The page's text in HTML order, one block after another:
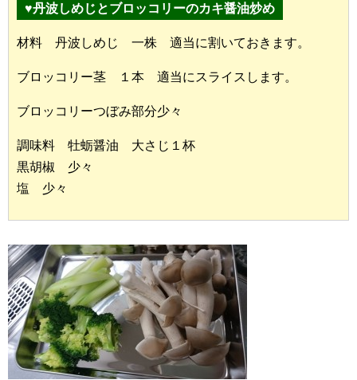
♥丹波しめじとブロッコリーのカキ醤油炒め
材料 丹波しめじ 一株 適当に割いておきます。
ブロッコリー茎 １本 適当にスライスします。
ブロッコリーつぼみ部分少々
調味料 牡蛎醤油 大さじ１杯
黒胡椒 少々
塩 少々